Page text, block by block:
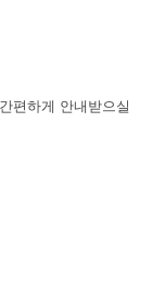
편하게 안내받으실